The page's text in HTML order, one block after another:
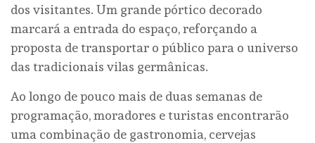
dos visitantes. Um grande pórtico decorado
marcará a entrada do espaço, reforçando a
proposta de transportar o público para o universo
das tradicionais vilas germânicas.
Ao longo de pouco mais de duas semanas de
programação, moradores e turistas encontrarão
uma combinação de gastronomia, cervejas